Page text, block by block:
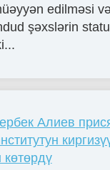
edilməsi
şəxslərin
Алиев